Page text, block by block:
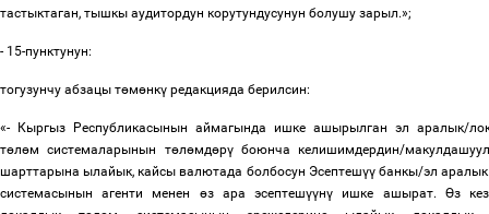
тастыктаган, тышкы аудитордун корутундусунун болушу зарыл.»;
- 15-пунктунун:
тогузунчу абзацы төмөнкү редакцияда берилсин:
«- Кыргыз Республикасынын аймагында ишке ашырылган эл аралык/
төлөм системаларынын төлөмдөрүбоюнча келишимдердин/
шарттарына ылайык, кайсы валютада болбосун Эсептешүүбанкы/эл аралык
системасынын агенти менен өз ара эсептешүүнү ишке ашырат. Өз